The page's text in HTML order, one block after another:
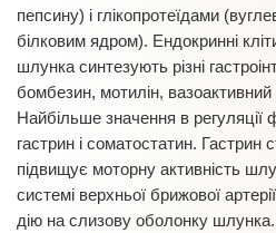
пепсину) і глікопротеїдами
білковим ядром). Ендокринні
шлунка синтезують різні
бомбезин, мотилін,
Найбільше значення в
гастрин і соматостатин.
підвищує моторну активність
системі верхньої брижової
дію на слизову оболонку